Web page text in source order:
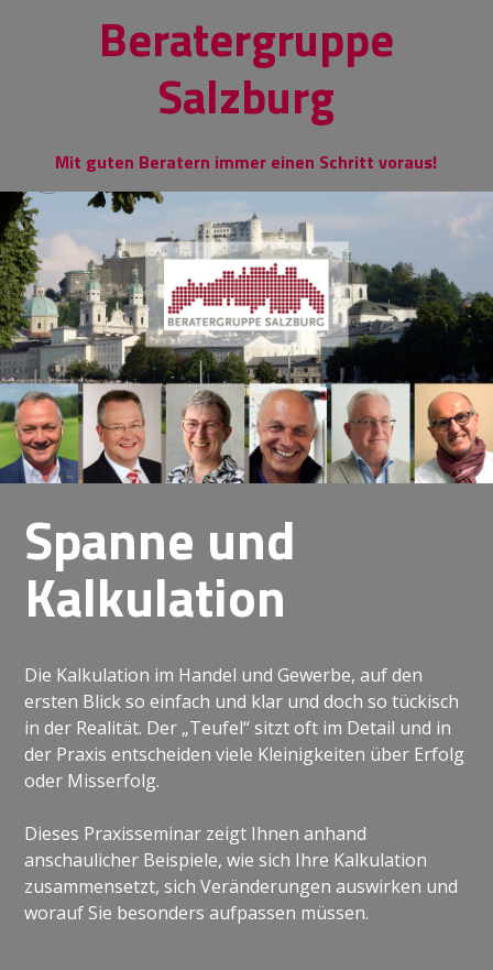
Beratergruppe
Salzburg
Mit guten Beratern immer einen Schritt voraus!
Spanne und
Kalkulation
Die Kalkulation im Handel und Gewerbe, auf den
ersten Blick so einfach und klar und doch so tückisch
in der Realität. Der „Teufel“ sitzt oft im Detail und in
der Praxis entscheiden viele Kleinigkeiten über Erfolg
oder Misserfolg.
Dieses Praxisseminar zeigt Ihnen anhand
anschaulicher Beispiele, wie sich Ihre Kalkulation
zusammensetzt, sich Veränderungen auswirken und
worauf Sie besonders aufpassen müssen.